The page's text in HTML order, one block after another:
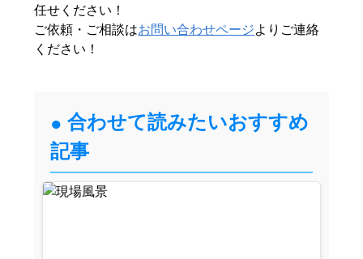
任せください！
ご依頼・ご相談はお問い合わせページよりご連絡
ください！
合わせて読みたいおすすめ
記事